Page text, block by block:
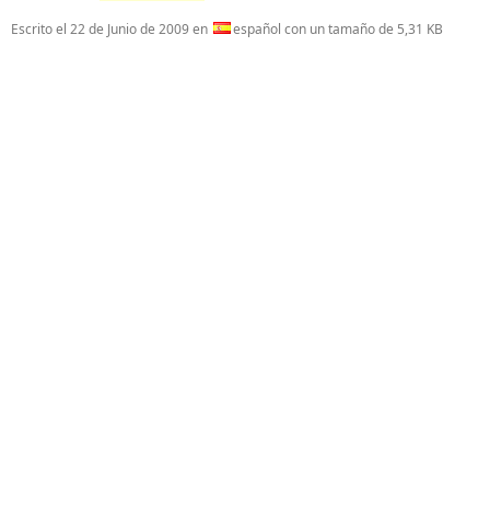
Escrito el 22 de Junio de 2009en español con un tamaño de 5,31 KB